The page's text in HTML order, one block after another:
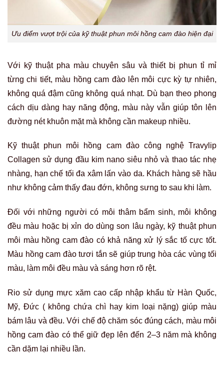
Ưu điểm vượt trội của kỹ thuật phun môi hồng cam đào hiện đại
Với kỹ thuật pha màu chuyên sâu và thiết bị phun tỉ mỉ
từng chi tiết, màu hồng cam đào lên môi cực kỳ tự nhiên,
không quá đậm cũng không quá nhạt. Dù bạn theo phong
cách dịu dàng hay năng động, màu này vẫn giúp tôn lên
đường nét khuôn mặt mà không cần makeup nhiều.
Kỹ thuật phun môi hồng cam đào công nghệ Travylip
Collagen sử dụng đầu kim nano siêu nhỏ và thao tác nhẹ
nhàng, hạn chế tối đa xâm lấn vào da. Khách hàng sẽ hầu
như không cảm thấy đau đớn, không sưng to sau khi làm.
Đối với những người có môi thâm bẩm sinh, môi không
đều màu hoặc bị xỉn do dùng son lâu ngày, kỹ thuật phun
môi màu hồng cam đào có khả năng xử lý sắc tố cực tốt.
Màu hồng cam đào tươi tắn sẽ giúp trung hòa các vùng tối
màu, làm môi đều màu và sáng hơn rõ rệt.
Rio sử dụng mực xăm cao cấp nhập khẩu từ Hàn Quốc,
Mỹ, Đức ( không chứa chì hay kim loại nặng) giúp màu
bám lâu và đều. Với chế độ chăm sóc đúng cách, màu môi
hồng cam đào có thể giữ đẹp lên đến 2–3 năm mà không
cần dặm lại nhiều lần.